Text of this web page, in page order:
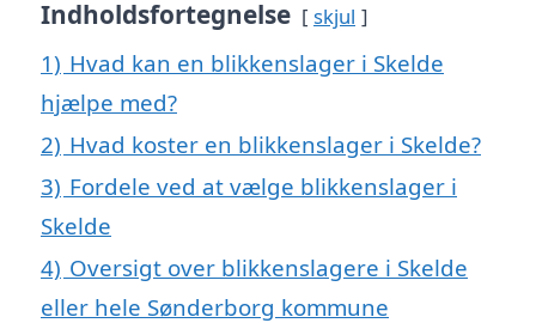
Indholdsfortegnelse skjul
1) Hvad kan en blikkenslager i Skelde
hjælpe med?
2) Hvad koster en blikkenslager i Skelde?
3) Fordele ved at vælge blikkenslager i
Skelde
4) Oversigt over blikkenslagere i Skelde
eller hele Sønderborg kommune